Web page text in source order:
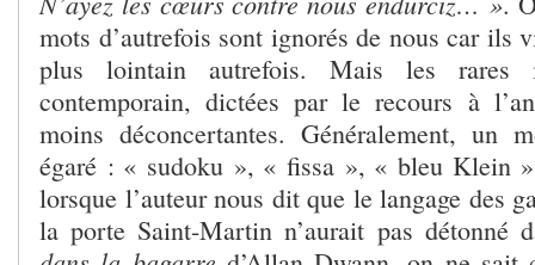
mots d’autrefois sont ignorés de nous car ils
plus lointain autrefois. Mais les rares
contemporain, dictées par le recours à
moins déconcertantes. Généralement, un
égaré : « sudoku », « fissa », « bleu Klein
lorsque l’auteur nous dit que le langage des
la porte Saint-Martin n’aurait pas détonné